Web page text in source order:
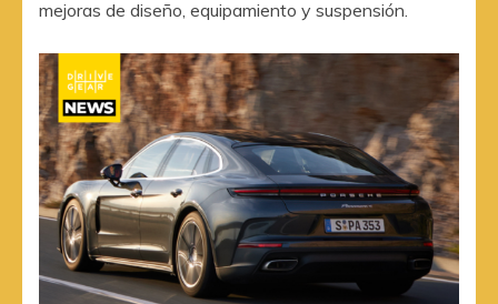
mejoras de diseño, equipamiento y suspensión.